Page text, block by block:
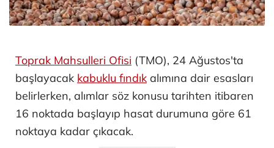
Toprak Mahsulleri Ofisi (TMO), 24 Ağustos'ta
başlayacak kabuklu fındık alımına dair esasları
belirlerken, alımlar söz konusu tarihten itibaren
16 noktada başlayıp hasat durumuna göre 61
noktaya kadar çıkacak.